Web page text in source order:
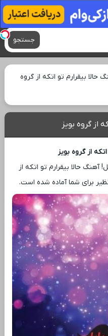
آهنگ های جدید
جستجو
حالا بیقرارم تو اتکه از گروه
از گروه بویز
از گروه بویز
حالا بیقرارم تو اتکه از
برای شما آماده شده است.